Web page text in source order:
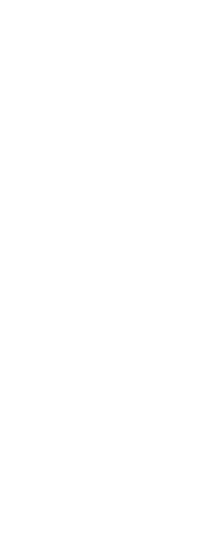
s/n, Edifici 4G Planta